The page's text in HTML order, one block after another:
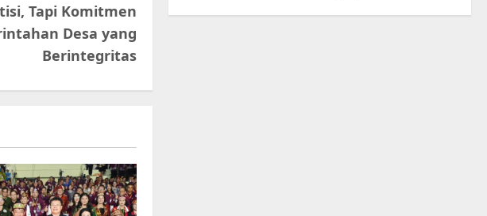
Tapi Komitmen
Desa yang
Berintegritas